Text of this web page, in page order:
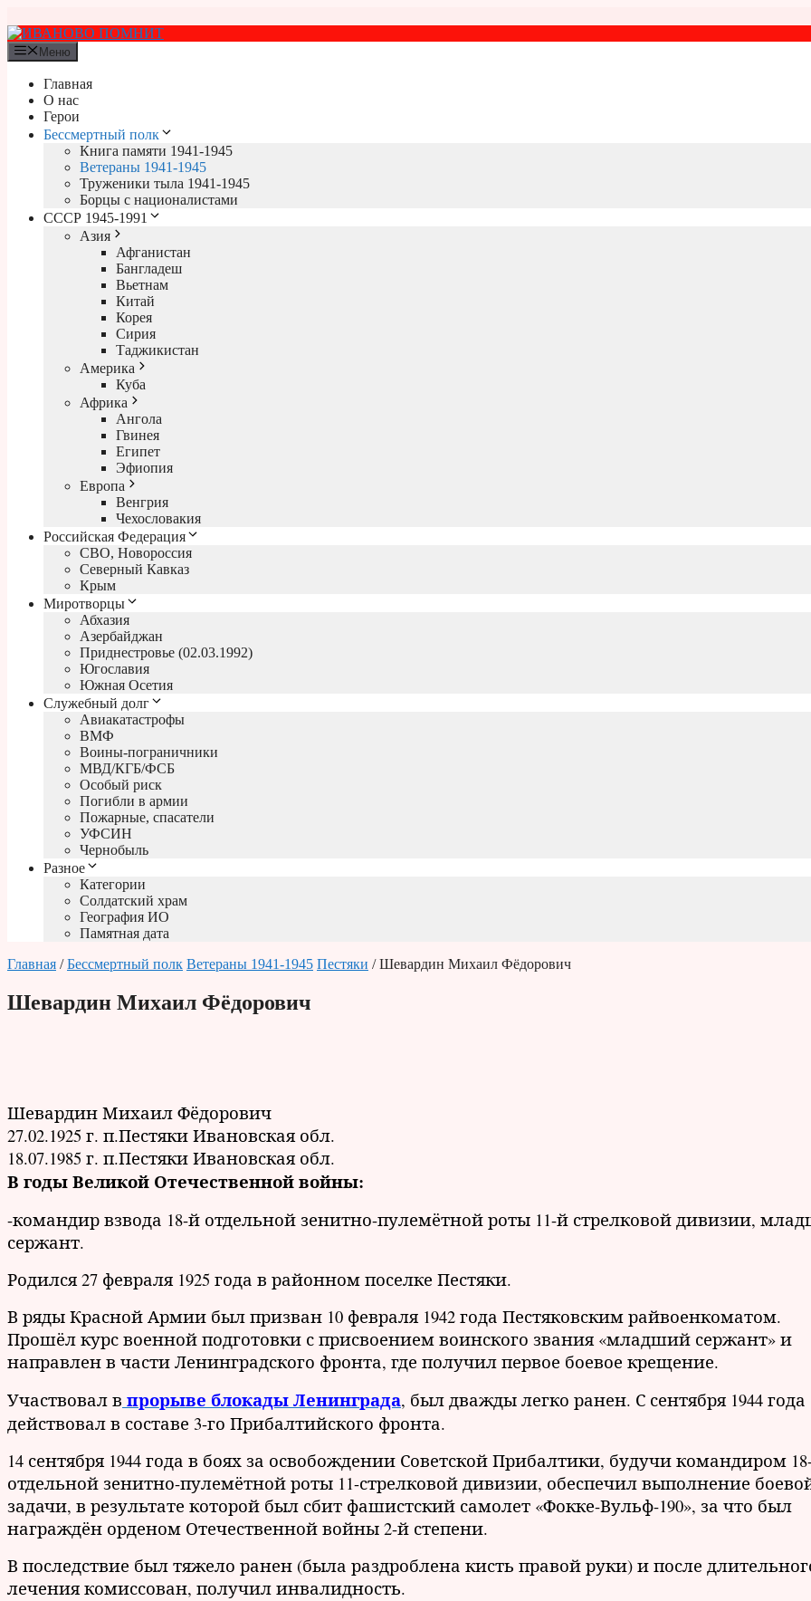
к
содержимому
Меню
Главная
О нас
Герои
Бессмертный полк
Книга памяти 1941-1945
Ветераны 1941-1945
Труженики тыла 1941-1945
Борцы с националистами
СССР 1945-1991
Азия
Афганистан
Бангладеш
Вьетнам
Китай
Корея
Сирия
Таджикистан
Америка
Куба
Африка
Ангола
Гвинея
Египет
Эфиопия
Европа
Венгрия
Чехословакия
Российская Федерация
СВО, Новороссия
Северный Кавказ
Крым
Миротворцы
Абхазия
Азербайджан
Приднестровье (02.03.1992)
Югославия
Южная Осетия
Служебный долг
Авиакатастрофы
ВМФ
Воины-пограничники
МВД/КГБ/ФСБ
Особый риск
Погибли в армии
Пожарные, спасатели
УФСИН
Чернобыль
Разное
Категории
Солдатский храм
География ИО
Памятная дата
Главная /Бессмертный полк Ветераны 1941-1945 Пестяки / Шевардин Михаил Фёдорович
Шевардин Михаил Фёдорович
Шевардин Михаил Фёдорович
27.02.1925 г. п.Пестяки Ивановская обл.
18.07.1985 г. п.Пестяки Ивановская обл.
В годы Великой Отечественной войны:
-командир взвода 18-й отдельной зенитно-пулемётной роты 11-й стрелковой дивизии,
сержант.
Родился 27 февраля 1925 года в районном поселке Пестяки.
В ряды Красной Армии был призван 10 февраля 1942 года Пестяковским райвоенкоматом.
Прошёл курс военной подготовки с присвоением воинского звания «младший сержант» и
направлен в части Ленинградского фронта, где получил первое боевое крещение.
Участвовал в прорыве блокады Ленинграда, был дважды легко ранен. С сентября 1944 года
действовал в составе 3-го Прибалтийского фронта.
14 сентября 1944 года в боях за освобождении Советской Прибалтики, будучи командиром
отдельной зенитно-пулемётной роты 11-стрелковой дивизии, обеспечил выполнение
задачи, в результате которой был сбит фашистский самолет «Фокке-Вульф-190», за что был
награждён орденом Отечественной войны 2-й степени.
В последствие был тяжело ранен (была раздроблена кисть правой руки) и после
лечения комиссован, получил инвалидность.